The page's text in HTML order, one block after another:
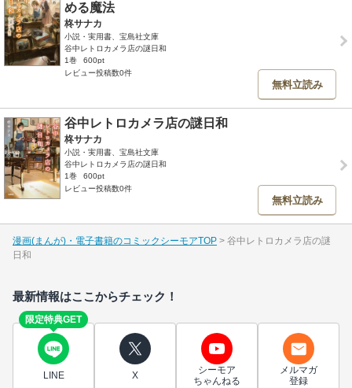
める魔法
柊サナカ
小説・実用書、宝島社文庫
谷中レトロカメラ店の謎日和
1巻
600pt
レビュー投稿数0件
無料立読み
谷中レトロカメラ店の謎日和
柊サナカ
小説・実用書、宝島社文庫
谷中レトロカメラ店の謎日和
1巻
600pt
レビュー投稿数0件
無料立読み
漫画(まんが)・電子書籍のコミックシーモアTOP
谷中レトロカメラ店の謎
日和
最新情報はここからチェック！
限定特典GET
LINE X
シーモア
ちゃんねる
メルマガ
登録